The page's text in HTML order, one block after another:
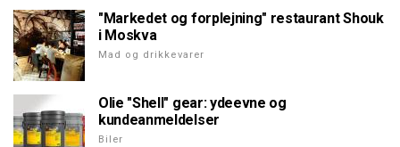
"Markedet og forplejning" restaurant Shouk
i Moskva
Mad og drikkevarer
Olie "Shell" gear: ydeevne og
kundeanmeldelser
Biler